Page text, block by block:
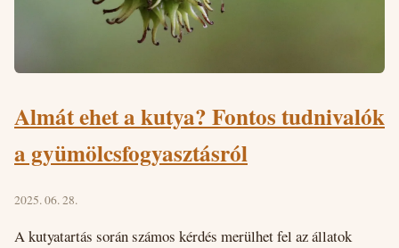
Almát ehet a kutya? Fontos tudnivalók
a gyümölcsfogyasztásról
2025. 06. 28.
A kutyatartás során számos kérdés merülhet fel az állatok